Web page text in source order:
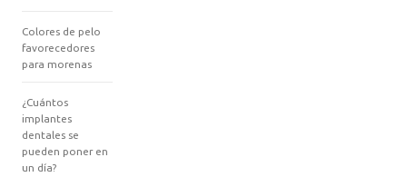
Colores de pelo
favorecedores
para morenas
¿Cuántos
implantes
dentales se
pueden poner en
un día?